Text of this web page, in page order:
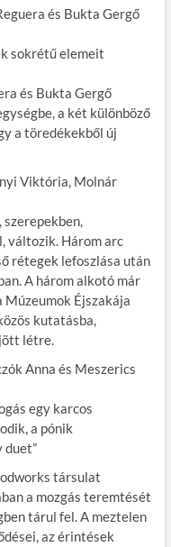
és Bukta Gergő
sokrétű elemeit
és Bukta Gergő
a két különböző
a töredékekből új
Viktória, Molnár
szerepekben,
változik. Három arc
rétegek lefoszlása után
A három alkotó már
Éjszakája
kutatásba,
létre.
Anna és Meszerics
egy karcos
a pónik
duet”
társulat
a mozgás teremtését
tárul fel. A meztelen
az érintések